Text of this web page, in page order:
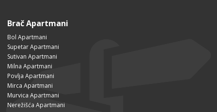
Brač Apartmani
Bol Apartmani
Supetar Apartmani
Sutivan Apartmani
Milna Apartmani
Povlja Apartmani
Mirca Apartmani
Murvica Apartmani
Nerežišća Apartmani